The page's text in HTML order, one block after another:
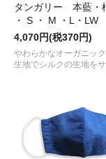
タンガリー 本藍・
・ S ・ M ・L・LW
4,070円(税370円)
やわらかなオーガニッ
生地でシルクの生地を